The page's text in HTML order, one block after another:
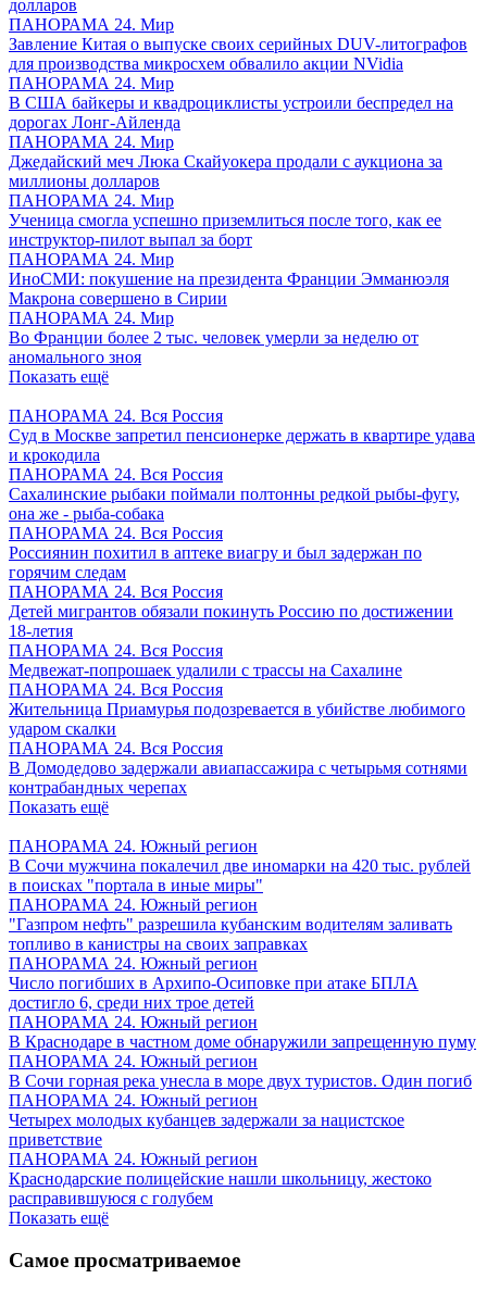
долларов
ПАНОРАМА 24. Мир
Завление Китая о выпуске своих серийных DUV-литографов
для производства микросхем обвалило акции NVidia
ПАНОРАМА 24. Мир
В США байкеры и квадроциклисты устроили беспредел на
дорогах Лонг-Айленда
ПАНОРАМА 24. Мир
Джедайский меч Люка Скайуокера продали с аукциона за
миллионы долларов
ПАНОРАМА 24. Мир
Ученица смогла успешно приземлиться после того, как ее
инструктор-пилот выпал за борт
ПАНОРАМА 24. Мир
ИноСМИ: покушение на президента Франции Эмманюэля
Макрона совершено в Сирии
ПАНОРАМА 24. Мир
Во Франции более 2 тыс. человек умерли за неделю от
аномального зноя
Показать ещё
ПАНОРАМА 24. Вся Россия
Суд в Москве запретил пенсионерке держать в квартире удава
и крокодила
ПАНОРАМА 24. Вся Россия
Сахалинские рыбаки поймали полтонны редкой рыбы-фугу,
она же - рыба-собака
ПАНОРАМА 24. Вся Россия
Россиянин похитил в аптеке виагру и был задержан по
горячим следам
ПАНОРАМА 24. Вся Россия
Детей мигрантов обязали покинуть Россию по достижении
18-летия
ПАНОРАМА 24. Вся Россия
Медвежат-попрошаек удалили с трассы на Сахалине
ПАНОРАМА 24. Вся Россия
Жительница Приамурья подозревается в убийстве любимого
ударом скалки
ПАНОРАМА 24. Вся Россия
В Домодедово задержали авиапассажира с четырьмя сотнями
контрабандных черепах
Показать ещё
ПАНОРАМА 24. Южный регион
В Сочи мужчина покалечил две иномарки на 420 тыс. рублей
в поисках "портала в иные миры"
ПАНОРАМА 24. Южный регион
"Газпром нефть" разрешила кубанским водителям заливать
топливо в канистры на своих заправках
ПАНОРАМА 24. Южный регион
Число погибших в Архипо-Осиповке при атаке БПЛА
достигло 6, среди них трое детей
ПАНОРАМА 24. Южный регион
В Краснодаре в частном доме обнаружили запрещенную пуму
ПАНОРАМА 24. Южный регион
В Сочи горная река унесла в море двух туристов. Один погиб
ПАНОРАМА 24. Южный регион
Четырех молодых кубанцев задержали за нацистское
приветствие
ПАНОРАМА 24. Южный регион
Краснодарские полицейские нашли школьницу, жестоко
расправившуюся с голубем
Показать ещё
Самое просматриваемое